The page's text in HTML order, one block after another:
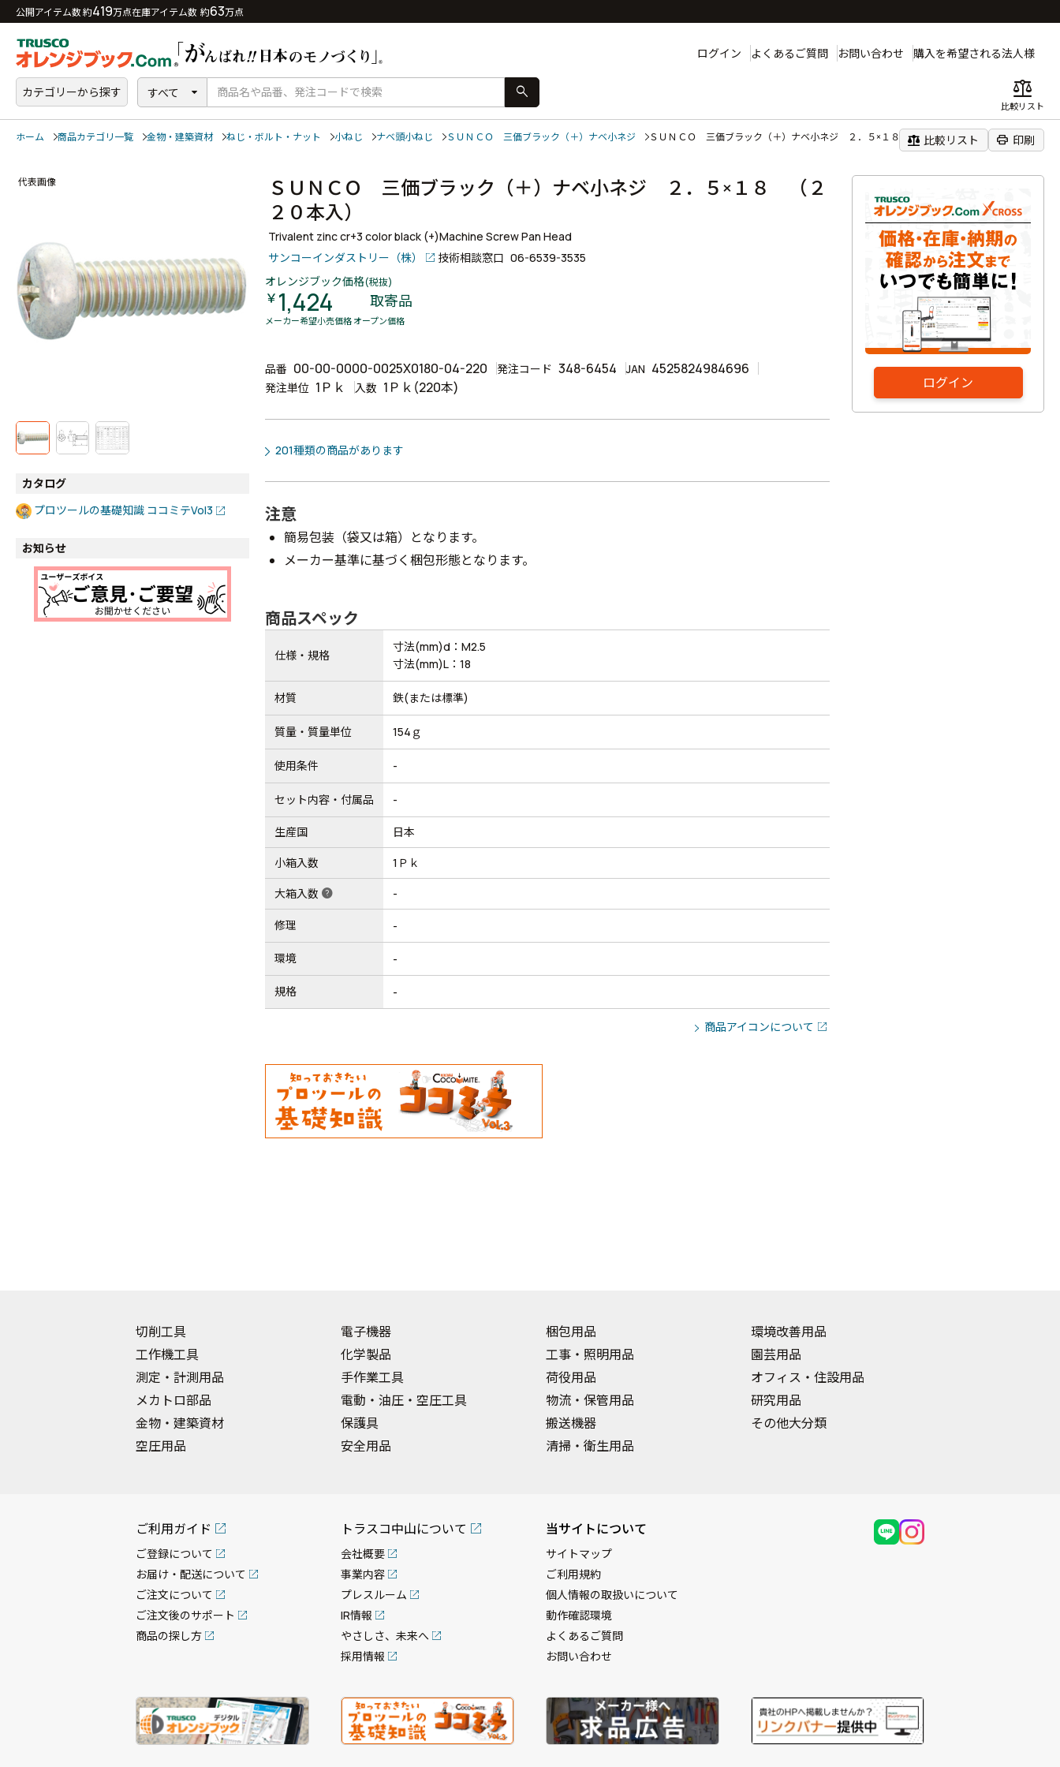
公開アイテム数 約419万点在庫アイテム数 約63万点
ログイン よくあるご質問 お問い合わせ 購入を希望される法人様
カテゴリーから探す すべて search balance
比較リスト
ホーム 商品カテゴリ一覧 金物・建築資材 ねじ・ボルト・ナット 小ねじ ナベ頭小ねじ ＳＵＮＣＯ 三価ブラック（＋）ナベ小ネジ ＳＵＮＣＯ 三価ブラック（＋）ナベ小ネジ ２．５×１８ （２２０本入）
balance 比較リスト print 印刷
ログイン
代表画像
カタログ
プロツールの基礎知識 ココミテVol3
お知らせ
ＳＵＮＣＯ 三価ブラック（＋）ナベ小ネジ ２．５×１８ （２
２０本入）
Trivalent zinc cr+3 color black (+)Machine Screw Pan Head
サンコーインダストリー（株）
技術相談窓口 06-6539-3535
オレンジブック価格(税抜)
￥ 1,424 取寄品
メーカー希望小売価格 オープン価格
品番 00-00-0000-0025X0180-04-220 発注コード 348-6454 JAN 4525824984696
発注単位 1Ｐｋ 入数 1Ｐｋ(220本)
201種類の商品があります
注意
簡易包装（袋又は箱）となります。
メーカー基準に基づく梱包形態となります。
商品スペック
仕様・規格
寸法(mm)d：M2.5
寸法(mm)L：18
材質 鉄(または標準)
質量・質量単位 154ｇ
使用条件 -
セット内容・付属品 -
生産国 日本
小箱入数 1Ｐｋ
大箱入数 help -
修理 -
環境 -
規格 -
商品アイコンについて
切削工具
工作機工具
測定・計測用品
メカトロ部品
金物・建築資材
空圧用品
電子機器
化学製品
手作業工具
電動・油圧・空圧工具
保護具
安全用品
梱包用品
工事・照明用品
荷役用品
物流・保管用品
搬送機器
清掃・衛生用品
環境改善用品
園芸用品
オフィス・住設用品
研究用品
その他大分類
ご利用ガイド
ご登録について
お届け・配送について
ご注文について
ご注文後のサポート
商品の探し方
トラスコ中山について
会社概要
事業内容
プレスルーム
IR情報
やさしさ、未来へ
採用情報
当サイトについて
サイトマップ
ご利用規約
個人情報の取扱いについて
動作確認環境
よくあるご質問
お問い合わせ